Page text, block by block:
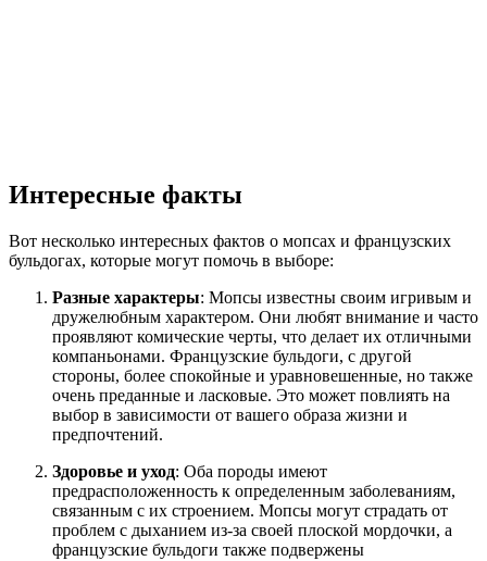
Интересные факты
Вот несколько интересных фактов о мопсах и французских
бульдогах, которые могут помочь в выборе:
Разные характеры: Мопсы известны своим игривым и
дружелюбным характером. Они любят внимание и часто
проявляют комические черты, что делает их отличными
компаньонами. Французские бульдоги, с другой
стороны, более спокойные и уравновешенные, но также
очень преданные и ласковые. Это может повлиять на
выбор в зависимости от вашего образа жизни и
предпочтений.
Здоровье и уход: Оба породы имеют
предрасположенность к определенным заболеваниям,
связанным с их строением. Мопсы могут страдать от
проблем с дыханием из-за своей плоской мордочки, а
французские бульдоги также подвержены